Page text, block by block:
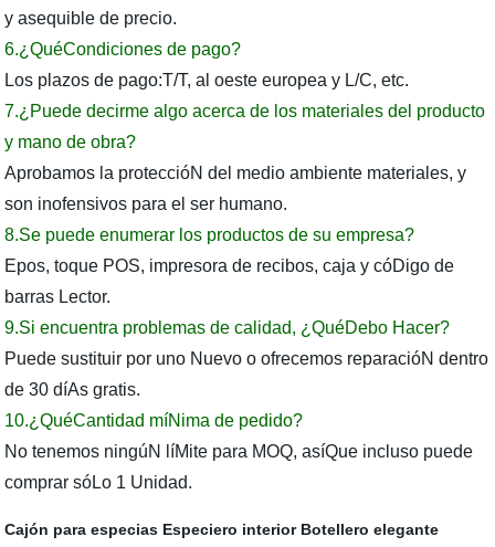
y asequible de precio.
6.¿QuéCondiciones de pago?
Los plazos de pago:T/T, al oeste europea y L/C, etc.
7.¿Puede decirme algo acerca de los materiales del producto
y mano de obra?
Aprobamos la proteccióN del medio ambiente materiales, y
son inofensivos para el ser humano.
8.Se puede enumerar los productos de su empresa?
Epos, toque POS, impresora de recibos, caja y cóDigo de
barras Lector.
9.Si encuentra problemas de calidad, ¿QuéDebo Hacer?
Puede sustituir por uno Nuevo o ofrecemos reparacióN dentro
de 30 díAs gratis.
10.¿QuéCantidad míNima de pedido?
No tenemos ningúN líMite para MOQ, asíQue incluso puede
comprar sóLo 1 Unidad.
Cajón para especias Especiero interior Botellero elegante